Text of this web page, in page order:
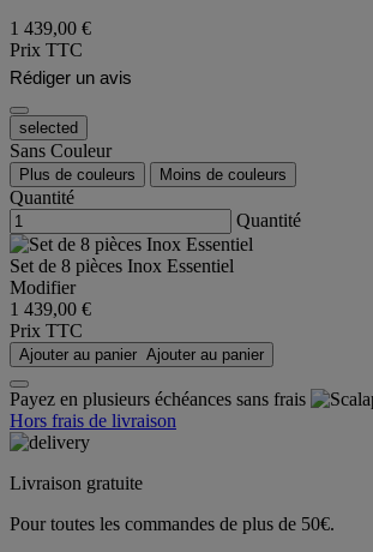
1 439,00 €
Prix TTC
Rédiger un avis
selected
Sans Couleur
Plus de couleurs Moins de couleurs
Quantité
Quantité
Set de 8 pièces Inox Essentiel
Modifier
1 439,00 €
Prix TTC
Ajouter au panier Ajouter au panier
Payez en plusieurs échéances sans frais
Hors frais de livraison
Livraison gratuite
Pour toutes les commandes de plus de 50€.